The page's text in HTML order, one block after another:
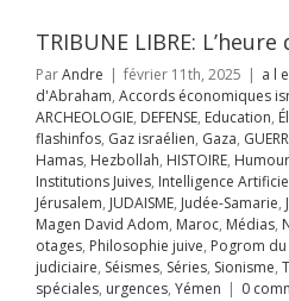
Justice
Kurdistan
Adom Maroc
News1 Offres
otages
juive Pogrom
Qatar
judiciaire
Séries Sionisme
Ukraine Unités
urgences Yémen
TRIBUNE LIBRE: L’heure
ParAndre | février 11th, 2025 | a l
d'Abraham, Accords économiques
ARCHEOLOGIE, DEFENSE, Education,
flashinfos, Gaz israélien, Gaza,
Hamas, Hezbollah, HISTOIRE, Humour
Institutions Juives, Intelligence
Jérusalem, JUDAISME, Judée-Samarie,
Magen David Adom, Maroc, Médias,
otages, Philosophie juive, Pogrom
judiciaire, Séismes, Séries, Sionisme,
spéciales, urgences, Yémen | 0